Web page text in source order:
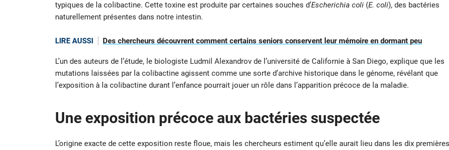
typiques de la colibactine. Cette toxine est produite par certaines souches d’Escherichia coli(E. coli), des bactéries
naturellement présentes dans notre intestin.
LIRE AUSSI Des chercheurs découvrent comment certains seniors conservent leur mémoire en dormant peu
L’un des auteurs de l’étude, le biologiste Ludmil Alexandrov de l’université de Californie à San Diego, explique que les
mutations laissées par la colibactine agissent comme une sorte d’archive historique dans le génome, révélant que
l’exposition à la colibactine durant l’enfance pourrait jouer un rôle dans l’apparition précoce de la maladie.
Une exposition précoce aux bactéries suspectée
L’origine exacte de cette exposition reste floue, mais les chercheurs estiment qu’elle aurait lieu dans les dix premières